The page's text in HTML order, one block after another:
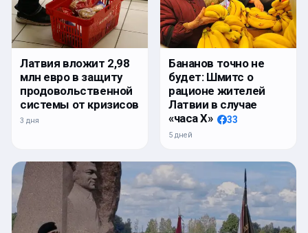
Латвия вложит 2,98
млн евро в защиту
продовольственной
системы от кризисов
3 дня
Бананов точно не
будет: Шмитс о
рационе жителей
Латвии в случае
«часа Х»
33
5 дней